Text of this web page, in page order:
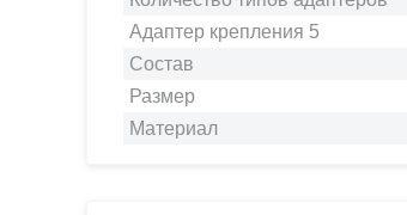
Адаптер крепления 5
Состав
Размер
Материал